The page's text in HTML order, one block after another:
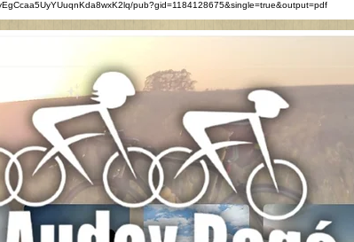
pub?gid=1184128675&single=true&output=pdf